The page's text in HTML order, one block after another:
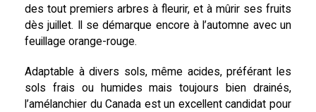
des tout premiers arbres à fleurir, et à mûrir ses fruits
dès juillet. Il se démarque encore à l’automne avec un
feuillage orange-rouge.
Adaptable à divers sols, même acides, préférant les
sols frais ou humides mais toujours bien drainés,
l’amélanchier du Canada est un excellent candidat pour